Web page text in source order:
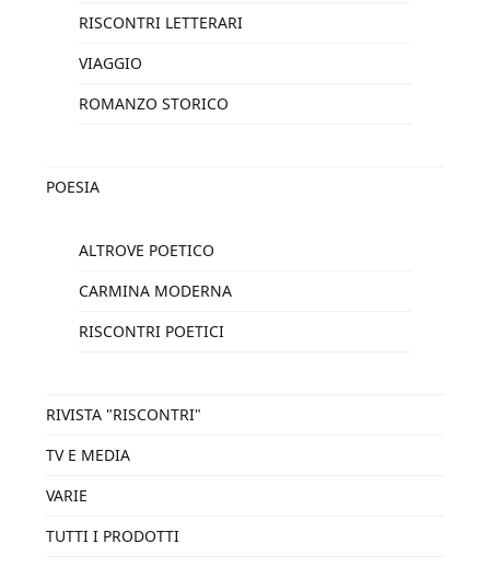
RISCONTRI LETTERARI
VIAGGIO
ROMANZO STORICO
POESIA
ALTROVE POETICO
CARMINA MODERNA
RISCONTRI POETICI
RIVISTA "RISCONTRI"
TV E MEDIA
VARIE
TUTTI I PRODOTTI